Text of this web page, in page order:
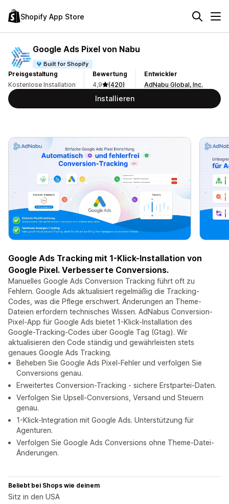
Shopify App Store
Google Ads Pixel von Nabu
Built for Shopify
Preisgestaltung
Kostenlose Installation
Bewertung
4,9
(420)
Entwickler
AdNabu Global, Inc.
Installieren
Google Ads Tracking mit 1-Klick-Installation von
Google Pixel. Verbesserte Conversions.
Manuelles Google Ads Conversion Tracking führt oft zu
Fehlern. Google Ads aktualisiert regelmäßig die Tracking-
Codes, was die Pflege erschwert. Änderungen an Theme-
Dateien erfordern technisches Wissen. AdNabus Conversion-
Pixel-App für Google Ads bietet 1-Klick-Installation des
Google-Tracking-Codes über Google Tag (Gtag). Wir
aktualisieren den Code ständig und gewährleisten stets
genaues Google Ads Tracking.
Beheben Sie Google Ads Pixel-Fehler und verfolgen Sie
Conversions genau.
Erweitertes Conversion-Tracking - sichere Erstpartei-Daten.
Verfolgen Sie Upsell-Conversions, Versand und Steuern
genau.
1-Klick-Integration mit Google Ads. Unterstützung für
Agenturen.
Verfolgen Sie Google Ads Conversions ohne Theme-Datei-
Änderungen.
Beliebt bei Shops wie deinem
Sitz in den USA